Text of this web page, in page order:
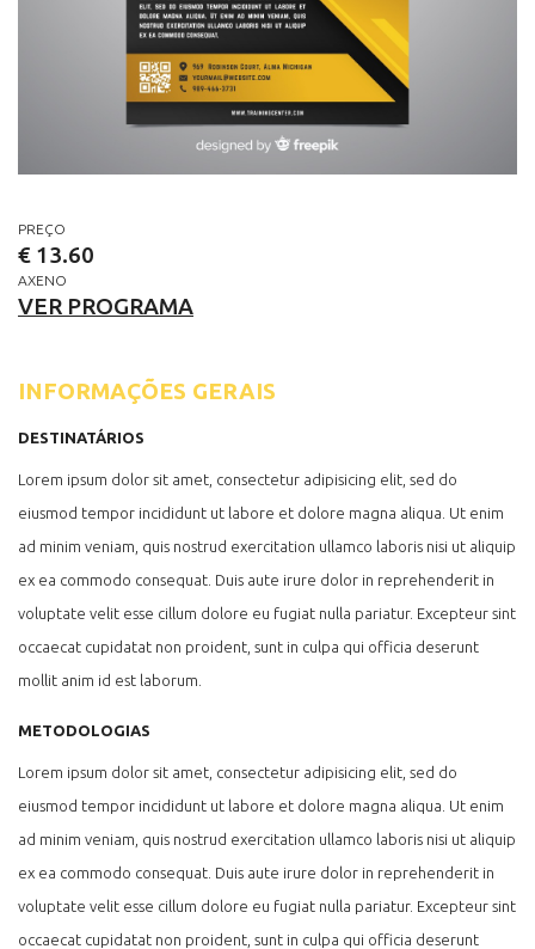
PREÇO
€ 13.60
AXENO
VER PROGRAMA
INFORMAÇÕES GERAIS
DESTINATÁRIOS
Lorem ipsum dolor sit amet, consectetur adipisicing elit, sed do
eiusmod tempor incididunt ut labore et dolore magna aliqua. Ut enim
ad minim veniam, quis nostrud exercitation ullamco laboris nisi ut aliquip
ex ea commodo consequat. Duis aute irure dolor in reprehenderit in
voluptate velit esse cillum dolore eu fugiat nulla pariatur. Excepteur sint
occaecat cupidatat non proident, sunt in culpa qui officia deserunt
mollit anim id est laborum.
METODOLOGIAS
Lorem ipsum dolor sit amet, consectetur adipisicing elit, sed do
eiusmod tempor incididunt ut labore et dolore magna aliqua. Ut enim
ad minim veniam, quis nostrud exercitation ullamco laboris nisi ut aliquip
ex ea commodo consequat. Duis aute irure dolor in reprehenderit in
voluptate velit esse cillum dolore eu fugiat nulla pariatur. Excepteur sint
occaecat cupidatat non proident, sunt in culpa qui officia deserunt